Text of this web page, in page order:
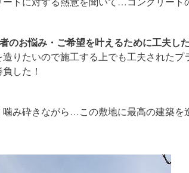
のお悩み・ご希望を叶えるために工夫し
りたいので施工する上でも工夫されたプ
した！
み砕きながら…この敷地に最高の建築を